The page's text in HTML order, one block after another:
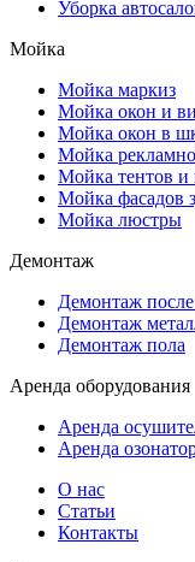
Уборка
Мойка
Мойка маркиз
Мойка окон и
Мойка окон в
Мойка
Мойка тентов и
Мойка фасадов
Мойка люстры
Демонтаж
Демонтаж
Демонтаж
Демонтаж пола
Аренда оборудования
Аренда
Аренда
О нас
Статьи
Контакты